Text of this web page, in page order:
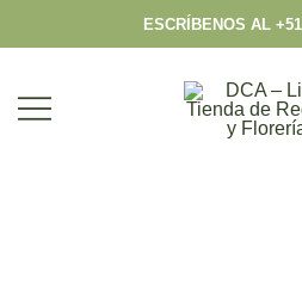
ESCRÍBENOS AL